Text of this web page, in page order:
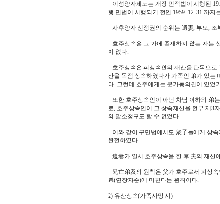
이성양자제도는 개정 민적법이 시행된
행 민법이 시행되기 전인 1959. 12. 31.까
사후양자 선정권의 순위는 遺妻, 부모, 조
호주상속은 그 가에 존재하지 않는 자는
이 없다.
호주상속은 피상속인의 재산을 단독으로
산을 독점 상속하였다가 가족인 弟가 있는
다. 그런데 호주에게는 분가동의권이 있었
또한 호주상속인이 아닌 차남 이하의 弟
로, 호주상속인이 그 상속재산을 전부 제3
의 말소청구도 할 수 없었다.
이와 같이 구민법에서도 衆子들에게 상
완전하였다.
遺妻가 일시 호주상속을 한 후 夫의 재산
兄亡弟及의 원칙은 父가 호주로서 피상
弟(연장자순)에 미친다는 원칙이다.
2) 유산상속(가족사망 시)